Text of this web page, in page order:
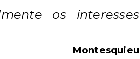
os interesses
Montesquieu